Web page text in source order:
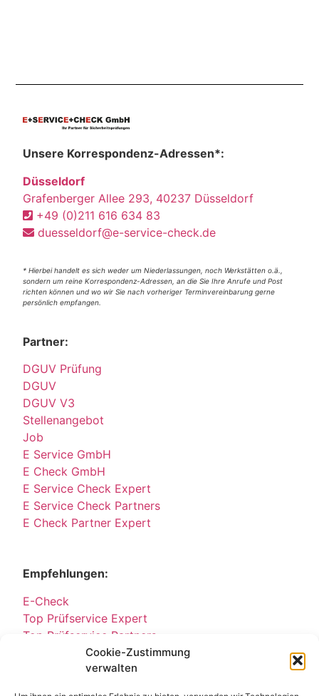
Cookie-Zustimmung
verwalten
Unsere Korrespondenz-Adressen*:
Düsseldorf
Grafenberger Allee 293, 40237 Düsseldorf
+49 (0)211 616 634 83
duesseldorf@e-service-check.de
* Hierbei handelt es sich weder um Niederlassungen, noch Werkstätten o.ä.,
sondern um reine Korrespondenz-Adressen, an die Sie Ihre Anrufe und Post
richten können und wo wir Sie nach vorheriger Terminvereinbarung gerne
persönlich empfangen.
Partner:
DGUV Prüfung
DGUV
DGUV V3
Stellenangebot
Job
E Service GmbH
E Check GmbH
E Service Check Expert
E Service Check Partners
E Check Partner Expert
Empfehlungen:
E-Check
Top Prüfservice Expert
Top Prüfservice Partners
Top Prüfservice GmbH
Sicherheitsprüfungen Partners